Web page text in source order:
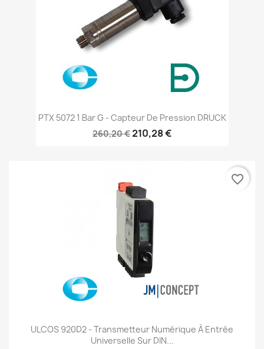
PTX 5072 1 Bar G - Capteur De Pression DRUCK
260,20 €210,28 €
ULCOS 920D2 - Transmetteur Numérique À Entrée
Universelle Sur DIN...
favorite_border